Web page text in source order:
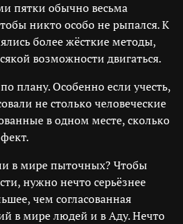
пятки обычно весьма
никто особо не рыпался. К
более жёсткие методы,
возможности двигаться.
плану. Особенно если учесть,
не столько человеческие
в одном месте, сколько
в мире пыточных? Чтобы
нужно нечто серьёзнее
чем согласованная
в мире людей и в Аду. Нечто